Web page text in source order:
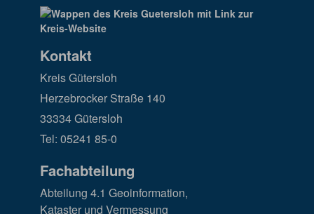
Kontakt
Kreis Gütersloh
Herzebrocker Straße 140
33334 Gütersloh
Tel: 05241 85-0
Fachabteilung
Abteilung 4.1 Geoinformation,
Kataster und Vermessung